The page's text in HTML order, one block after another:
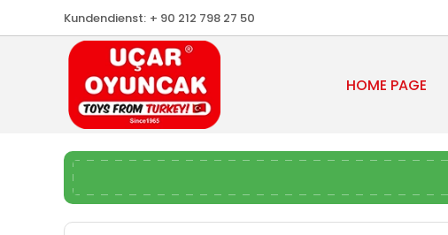
Kundendienst: + 90 212 798 27 50
HOME PAGE